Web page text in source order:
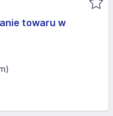
towaru w